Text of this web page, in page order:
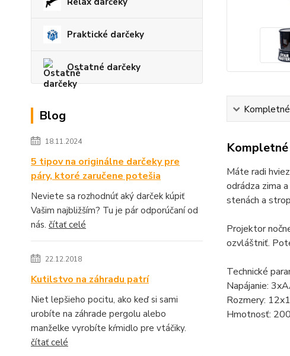
Praktické darčeky
Ostatné darčeky
Blog
18.11.2024
5 tipov na originálne darčeky pre
páry, ktoré zaručene potešia
Neviete sa rozhodnúť aký darček kúpiť
Vašim najbližším? Tu je pár odporúčaní od
nás. čítať celé
22.12.2018
Kutilstvo na záhradu patrí
Niet lepšieho pocitu, ako keď si sami
urobíte na záhrade pergolu alebo
manželke vyrobíte kŕmidlo pre vtáčiky.
čítať celé
Máte radi
odrádza zima
stenách a
Projektor
ozvláštniť.
Technické
Napájanie:
Rozmery:
Hmotnosť: